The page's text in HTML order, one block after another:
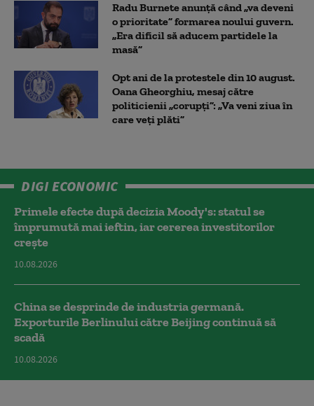
Radu Burnete anunță când „va deveni
o prioritate” formarea noului guvern.
„Era dificil să aducem partidele la
masă”
Opt ani de la protestele din 10 august.
Oana Gheorghiu, mesaj către
politicienii „corupți”: „Va veni ziua în
care veţi plăti”
DIGI ECONOMIC
Primele efecte după decizia Moody's: statul se
împrumută mai ieftin, iar cererea investitorilor
crește
10.08.2026
China se desprinde de industria germană.
Exporturile Berlinului către Beijing continuă să
scadă
10.08.2026